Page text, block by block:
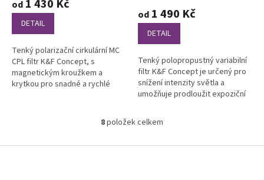
produktu
5,0
5
hvězdiček.
od 1 430 Kč
DETAIL
Tenký polarizační cirkulární MC
CPL filtr K&F Concept, s
magnetickým kroužkem a
krytkou pro snadné a rychlé
od 1 490 Kč
DETAIL
Tenký polopropustný variabilní
filtr K&F Concept je určený pro
snížení intenzity světla a
umožňuje prodloužit expoziční
O
l
8položek celkem
Z